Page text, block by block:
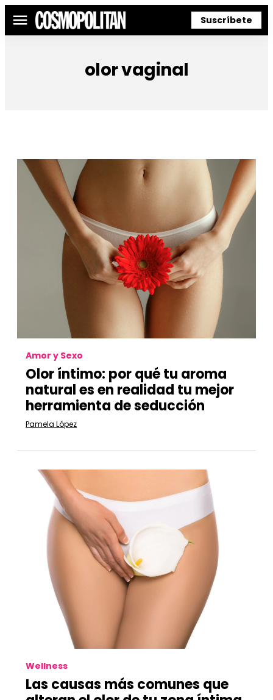
Menú Suscríbete
olor vaginal
Amor y Sexo
Olor íntimo: por qué tu aroma
natural es en realidad tu mejor
herramienta de seducción
Pamela López
Wellness
Las causas más comunes que